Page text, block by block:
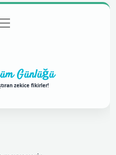
Günlüğü
zekice fikirler!